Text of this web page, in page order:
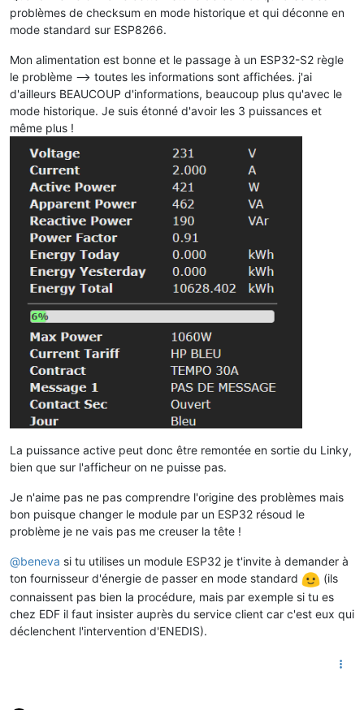
problèmes de checksum en mode historique et qui déconne en
mode standard sur ESP8266.
Mon alimentation est bonne et le passage à un ESP32-S2 règle
le problème --> toutes les informations sont affichées. j'ai
d'ailleurs BEAUCOUP d'informations, beaucoup plus qu'avec le
mode historique. Je suis étonné d'avoir les 3 puissances et
même plus !
La puissance active peut donc être remontée en sortie du Linky,
bien que sur l'afficheur on ne puisse pas.
Je n'aime pas ne pas comprendre l'origine des problèmes mais
bon puisque changer le module par un ESP32 résoud le
problème je ne vais pas me creuser la tête !
@beneva si tu utilises un module ESP32 je t'invite à demander à
ton fournisseur d'énergie de passer en mode standard
(ils
connaissent pas bien la procédure, mais par exemple si tu es
chez EDF il faut insister auprès du service client car c'est eux qui
déclenchent l'intervention d'ENEDIS).